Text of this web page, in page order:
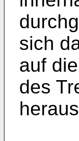
sich
auf
des